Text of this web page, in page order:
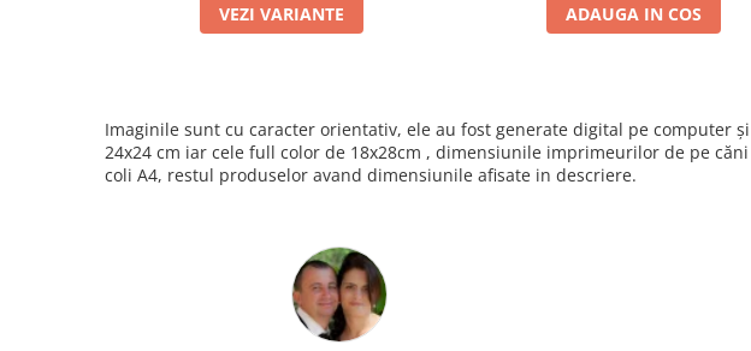
VEZI VARIANTE ADAUGA IN COS
Imaginile sunt cu caracter orientativ, ele au fost generate digital pe
24x24 cm iar cele full color de 18x28cm , dimensiunile imprimeurilor de pe
coli A4, restul produselor avand dimensiunile afisate in descriere.